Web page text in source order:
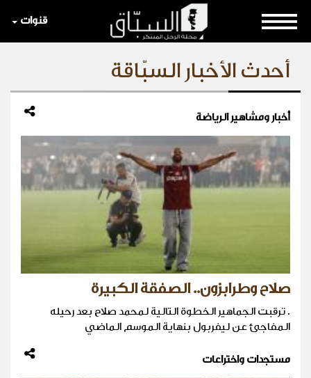
قنوات
أحدث الأخبار السبّاقة
أخبار ومشاهير الرياضة
صلاح وطرابزون.. الصفقة الكبيرة
. ترقبت الجماهير الخطوة التالية لمحمد صلاح بعد رحيله
المفاجئ عن ليفربول بنهاية الموسم الماضي
مستجدات واختراعات